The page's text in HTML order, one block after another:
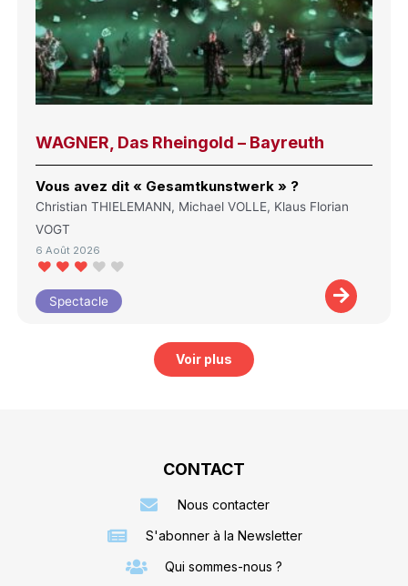
WAGNER, Das Rheingold – Bayreuth
Vous avez dit « Gesamtkunstwerk » ?
Christian THIELEMANN, Michael VOLLE, Klaus Florian
VOGT
6 Août 2026
Spectacle
Voir plus
CONTACT
Nous contacter
S'abonner à la Newsletter
Qui sommes-nous ?